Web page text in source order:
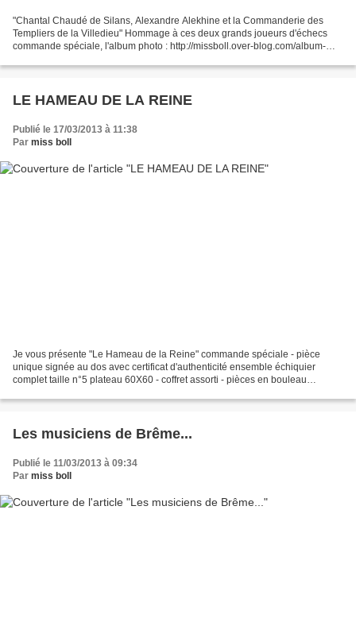
"Chantal Chaudé de Silans, Alexandre Alekhine et la Commanderie des
Templiers de la Villedieu" Hommage à ces deux grands joueurs d'échecs
commande spéciale, l'album photo : http://missboll.over-blog.com/album-
LE HAMEAU DE LA REINE
Publié le 17/03/2013 à 11:38
Par miss boll
Je vous présente "Le Hameau de la Reine" commande spéciale - pièce
unique signée au dos avec certificat d'authenticité ensemble échiquier
complet taille n°5 plateau 60X60 - coffret assorti - pièces en bouleau
Les musiciens de Brême...
Publié le 11/03/2013 à 09:34
Par miss boll